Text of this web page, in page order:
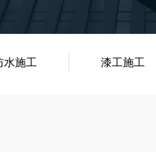
水施工 漆工施工